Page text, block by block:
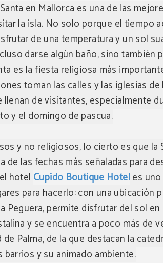
en Mallorca es una de las
la isla. No solo porque el tiempo
de una temperatura y un sol
darse algún baño, sino también
es la fiesta religiosa más
toman las calles y las iglesias
llenan de visitantes, especialmente
y el domingo de pascua.
y no religiosos, lo cierto es que la
de las fechas más señaladas para
hotel Cupido Boutique Hoteles
para hacerlo: con una ubicación
Peguera, permite disfrutar del sol
y se encuentra a poco más de
de Palma, de la que destacan la
y su animado ambiente.